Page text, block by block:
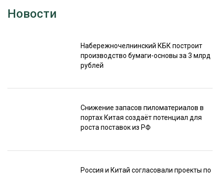
Новости
Набережночелнинский КБК построит
производство бумаги-основы за 3 млрд
рублей
Снижение запасов пиломатериалов в
портах Китая создаёт потенциал для
роста поставок из РФ
Россия и Китай согласовали проекты по